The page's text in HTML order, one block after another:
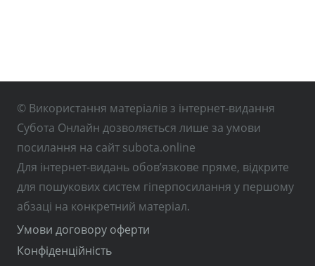
© Використання матеріалів з інтернет-видання
Субота Онлайн дозволяється лише за умови
посилання на сайт subota.online
Для інтернет-видань обов’язкове пряме, відкрите
для пошукових систем гіперпосилання у першому
абзаці на конкретний матеріал.
Умови договору оферти
Конфіденційність